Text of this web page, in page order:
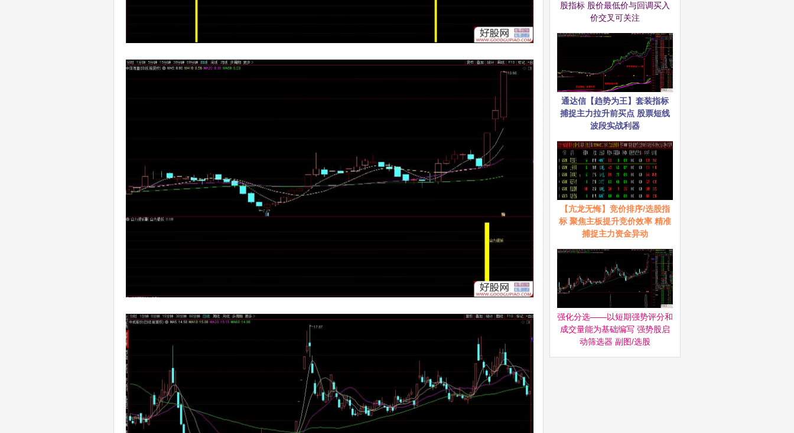
股指标 股价最低价与回调买入
价交叉可关注
通达信【趋势为王】套装指标
捕捉主力拉升前买点 股票短线
波段实战利器
【亢龙无悔】竞价排序/选股指
标 聚焦主板提升竞价效率 精准
捕捉主力资金异动
强化分选——以短期强势评分和
成交量能为基础编写 强势股启
动筛选器‌ 副图/选股